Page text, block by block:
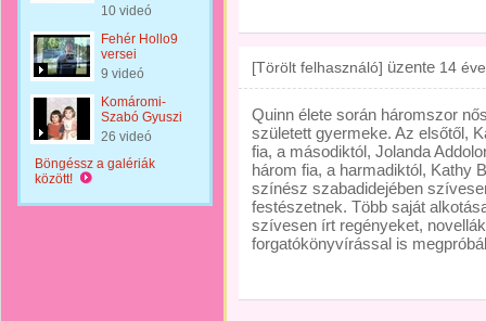
10 videó
Fehér Hollo9
versei
9 videó
Komáromi-
Szabó Gyuszi
26 videó
Böngéssz a galériák
között!
[Törölt felhasználó] üzente 14 éve
Quinn élete során háromszor
született gyermeke. Az elsőtől,
fia, a másodiktól, Jolanda
három fia, a harmadiktól, Kathy
színész szabadidejében
festészetnek. Több saját
szívesen írt regényeket,
forgatókönyvírással is